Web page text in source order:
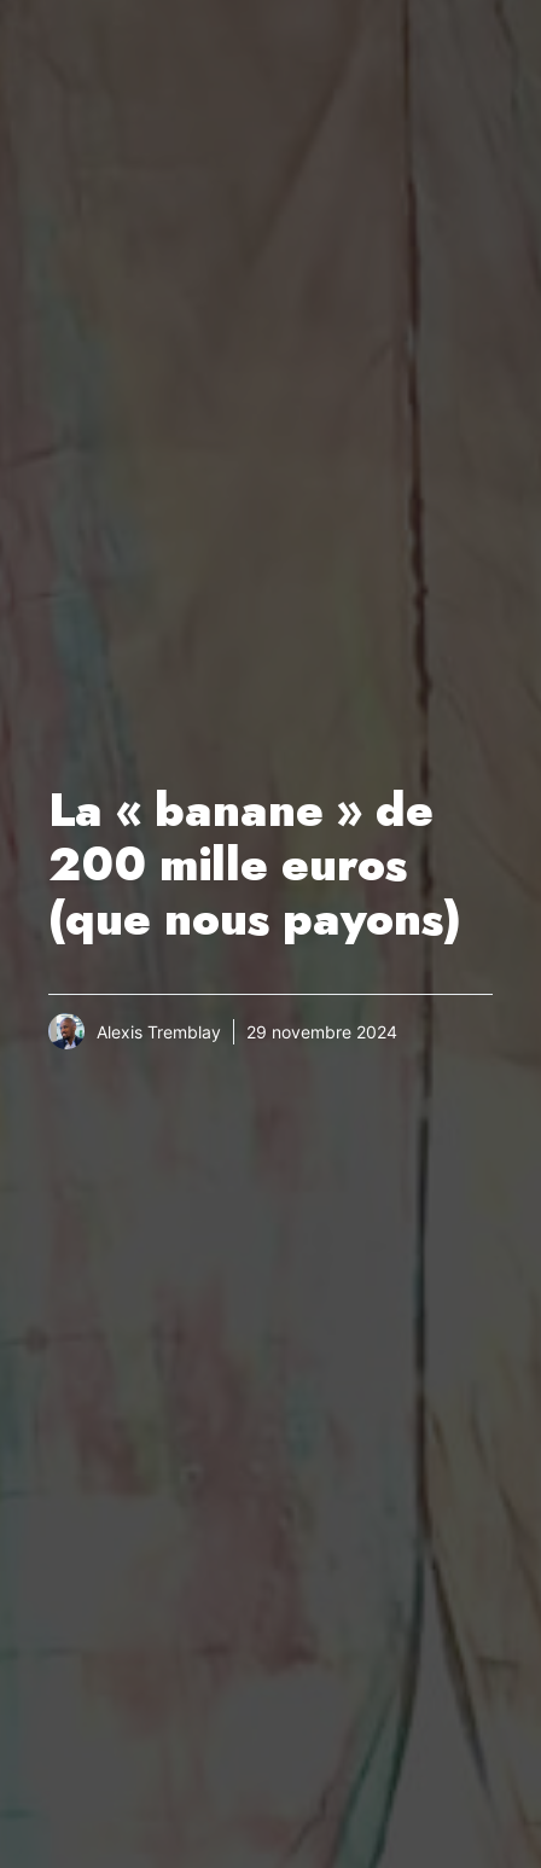
La « banane » de
200 mille euros
(que nous payons)
Alexis Tremblay 29 novembre 2024